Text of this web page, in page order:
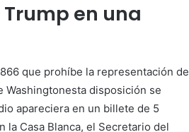
en una
que prohíbe la representación de
Washingtonesta disposición se
apareciera en un billete de 5
la Casa Blanca, el Secretario del